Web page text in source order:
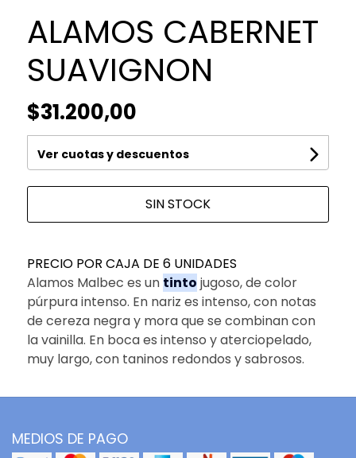
ALAMOS CABERNET
SUAVIGNON
$31.200,00
Ver cuotas y descuentos
SIN STOCK
PRECIO POR CAJA DE 6 UNIDADES
Alamos Malbec es un tinto jugoso, de color
púrpura intenso. En nariz es intenso, con notas
de cereza negra y mora que se combinan con
la vainilla. En boca es intenso y aterciopelado,
muy largo, con taninos redondos y sabrosos.
MEDIOS DE PAGO